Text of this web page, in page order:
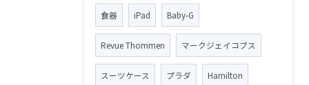
食器 iPad Baby-G
Revue Thommen マークジェイコブス
スーツケース プラダ Hamilton